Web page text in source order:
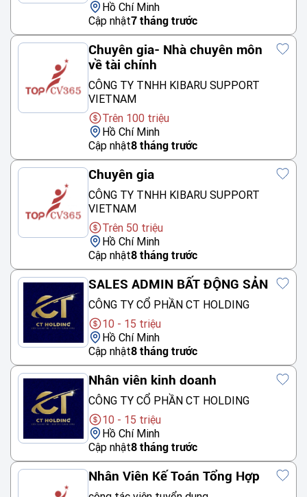
Hồ Chí Minh
Cập nhật7 tháng trước
Chuyên gia- Nhà chuyên môn
về tài chính
CÔNG TY TNHH KIBARU SUPPORT
VIETNAM
Trên 100 triệu
Hồ Chí Minh
Cập nhật8 tháng trước
Chuyên gia
CÔNG TY TNHH KIBARU SUPPORT
VIETNAM
Trên 50 triệu
Hồ Chí Minh
Cập nhật8 tháng trước
SALES ADMIN BẤT ĐỘNG SẢN
CÔNG TY CỔ PHẦN CT HOLDING
10 - 15 triệu
Hồ Chí Minh
Cập nhật8 tháng trước
Nhân viên kinh doanh
CÔNG TY CỔ PHẦN CT HOLDING
10 - 15 triệu
Hồ Chí Minh
Cập nhật8 tháng trước
Nhân Viên Kế Toán Tổng Hợp